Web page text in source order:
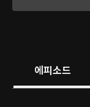
에피소드